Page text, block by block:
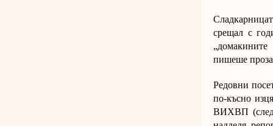
срещал с
пишеше
Редовни
по-късно
ВИХВП (след